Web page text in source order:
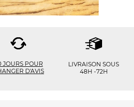
JOURS POUR
D'AVIS
LIVRAISON SOUS
48H -72H